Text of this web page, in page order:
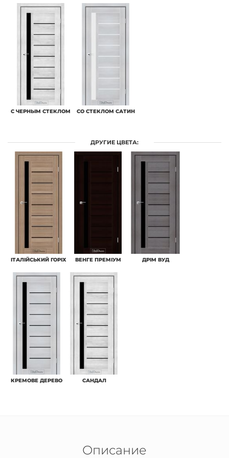
С ЧЕРНЫМ СТЕКЛОМ СО СТЕКЛОМ САТИН
ДРУГИЕ ЦВЕТА:
IТАЛІЙСЬКИЙ ГОРІХ ВЕНГЕ ПРЕМІУМ ДРІМ ВУД
КРЕМОВЕ ДЕРЕВО САНДАЛ
Описание